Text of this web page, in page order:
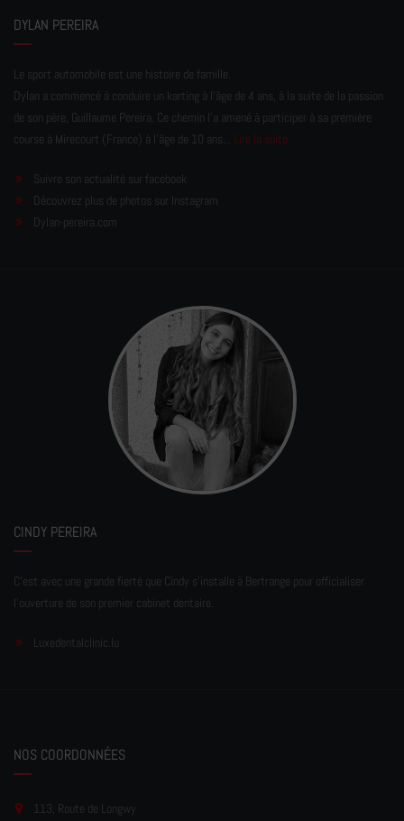
DYLAN PEREIRA
Le sport automobile est une histoire de famille.
Dylan a commencé à conduire un karting à l’âge de 4 ans, à la suite de la passion
de son père, Guillaume Pereira. Ce chemin l'a amené à participer à sa première
course à Mirecourt (France) à l'âge de 10 ans... Lire la suite
Suivre son actualité sur facebook
Découvrez plus de photos sur Instagram
Dylan-pereira.com
CINDY PEREIRA
C'est avec une grande fierté que Cindy s'installe à Bertrange pour officialiser
l'ouverture de son premier cabinet dentaire.
Luxedentalclinic.lu
NOS COORDONNÉES
113, Route de Longwy